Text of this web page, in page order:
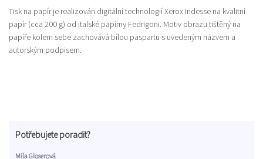
Tisk na papír je realizován digitální technologií Xerox Iridesse na kvalitní
papír (cca 200 g) od italské papírny Fedrigoni. Motiv obrazu tištěný na
papíře kolem sebe zachovává bílou paspartu s uvedeným názvem a
autorským podpisem.
Potřebujete poradit?
Míla Gloserová